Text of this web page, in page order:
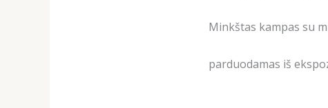
Minkštas kampas su
parduodamas iš